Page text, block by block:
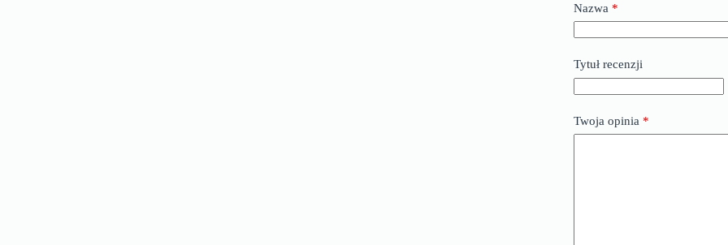
Nazwa *
Tytuł recenzji
Twoja opinia *